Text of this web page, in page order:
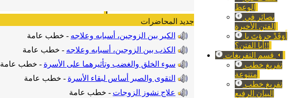
الوعظ
الفتن الأخيرة
أبا الفتن؟!!
متنوعة
البيان الرفيع
جديد المحاضرات
الكبر بين الزوجين، أسبابه وعلاجه - خطب عامة
الكذب بين الزوجين، أسبابه وعلاجه - خطب عامة
سوء الخلق والغضب وتأثيرهما على الأسرة - خطب عامة
التقوى والصبر أساس لبقاء الأسرة - خطب عامة
علاج نشوز الزوجات - خطب عامة